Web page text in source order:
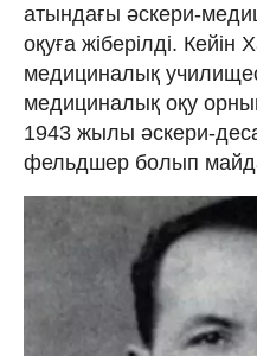
атындағы әскери-
оқуға жіберілді. Кейін
медициналық
медициналық оқу
1943 жылы әскери-
фельдшер болып